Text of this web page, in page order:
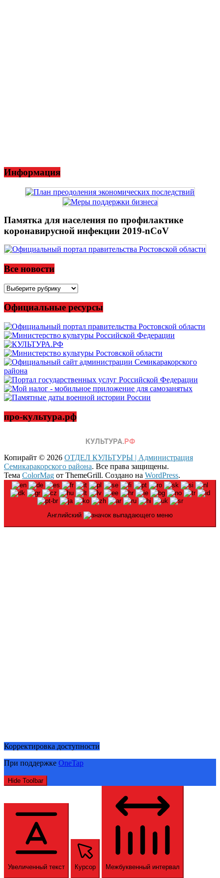
Информация
Памятка для населения по профилактике
коронавирусной инфекции 2019-nCoV
Все новости
Все
Официальные ресурсы
про-культура.рф
Копирайт © 2026 ОТДЕЛ КУЛЬТУРЫ | Администрация
Семикаракорского района. Все права защищены.
Тема ColorMag от ThemeGrill. Создано на WordPress.
Английский
Корректировка доступности
При поддержке OneTap
Hide Toolbar
Увеличенный текст Курсор Межбуквенный интервал